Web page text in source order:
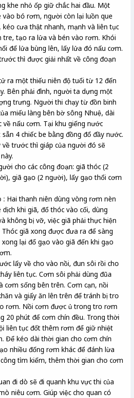
khe nhỏ ốp giữ chắc hai đầu. Một
bó rơm, người còn lại luồn que
cưa thật nhanh, mạnh và liên tục
tạo ra lửa và bén vào rơm. Khói
để lửa bùng lên, lấy lửa đó nấu cơm.
thì được giải nhất về công đoạn
ra một thiếu niên độ tuổi từ 12 đến
Bên phải đình, người ta dựng một
trưng. Người thi chạy từ đồn binh
miếu làng bên bờ sông Nhuệ, dài
nấu cơm. Tại khu giếng nước
4 chiếc be bằng đồng đổ đầy nước.
trước thì giáp của người đó sẽ
cho các công đoạn: giã thóc (2
giã gạo (2 người), lấy gạo thổi cơm
: Hai thanh niên dùng vòng rơm nèn
khi giã, đổ thóc vào cối, dùng
không bị vỡ, việc giã phải thực hiện
giã xong được đưa ra để sàng
lại đổ gạo vào giã đến khi gạo
lấy về cho vào nồi, đun sôi rồi cho
liên tục. Cơm sôi phải dùng đũa
cơm sống bên trên. Cơm cạn, nồi
và giấy ăn lên trên để tránh bị tro
rơm. Nồi cơm được ủ trong tro rơm
20 phút để cơm chín đều. Trong thời
liên tục đốt thêm rơm để giữ nhiệt
Để kéo dài thời gian cho cơm chín
nhiều đống rơm khác để đánh lừa
tìm kiếm, thêm thời gian cho cơm
đi dò sẽ đi quanh khu vực thi của
niêu cơm. Giúp việc cho quan có